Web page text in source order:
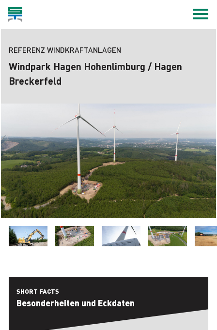
REFERENZ WINDKRAFTANLAGEN
Windpark Hagen Hohenlimburg / Hagen
Breckerfeld
SHORT FACTS
Besonderheiten und Eckdaten